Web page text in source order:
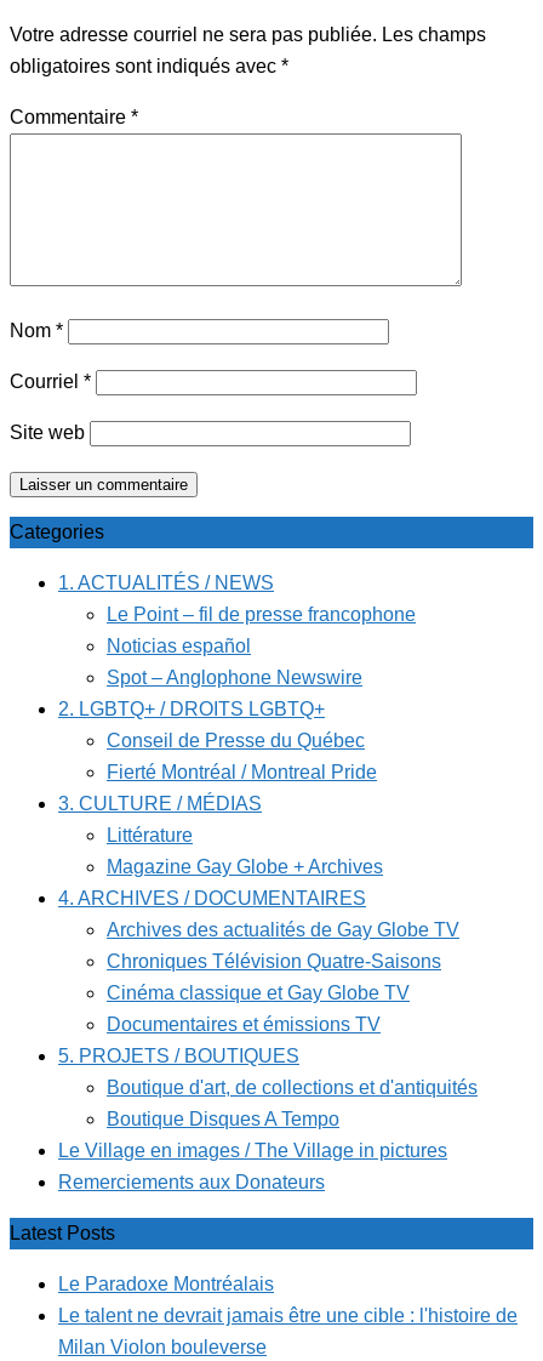
Votre adresse courriel ne sera pas publiée. Les champs
obligatoires sont indiqués avec *
Commentaire *
Nom *
Courriel *
Site web
Categories
1. ACTUALITÉS / NEWS
Le Point – fil de presse francophone
Noticias español
Spot – Anglophone Newswire
2. LGBTQ+ / DROITS LGBTQ+
Conseil de Presse du Québec
Fierté Montréal / Montreal Pride
3. CULTURE / MÉDIAS
Littérature
Magazine Gay Globe + Archives
4. ARCHIVES / DOCUMENTAIRES
Archives des actualités de Gay Globe TV
Chroniques Télévision Quatre-Saisons
Cinéma classique et Gay Globe TV
Documentaires et émissions TV
5. PROJETS / BOUTIQUES
Boutique d'art, de collections et d'antiquités
Boutique Disques A Tempo
Le Village en images / The Village in pictures
Remerciements aux Donateurs
Latest Posts
Le Paradoxe Montréalais
Le talent ne devrait jamais être une cible : l'histoire de
Milan Violon bouleverse